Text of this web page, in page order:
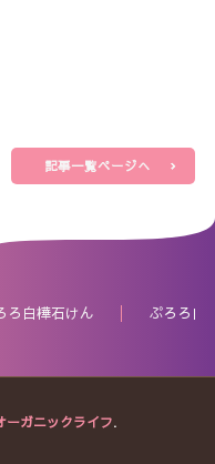
記事一覧ページへ
ろ白樺石けん ぷろろ白
ーガニックライフ.